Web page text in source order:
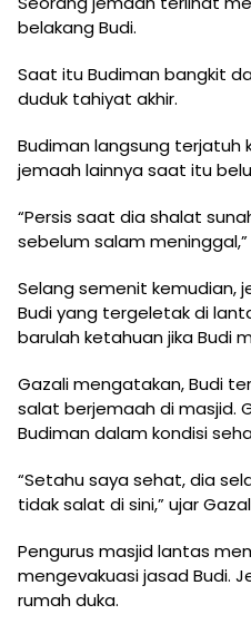
belakang Budi.
Saat itu Budiman bangkit
duduk tahiyat akhir.
Budiman langsung terjatuh
jemaah lainnya saat itu
“Persis saat dia shalat
sebelum salam
Selang semenit kemudian,
Budi yang tergeletak di
barulah ketahuan jika Budi
Gazali mengatakan, Budi
salat berjemaah di masjid.
Budiman dalam kondisi
“Setahu saya sehat, dia
tidak salat di sini,” ujar
Pengurus masjid lantas
mengevakuasi jasad Budi.
rumah duka.